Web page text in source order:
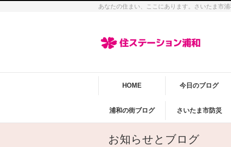
あなたの住まい、ここにあります。さいたま市
HOME 今日のブログ
浦和の街ブログ さいたま市防災
お知らせとブログ